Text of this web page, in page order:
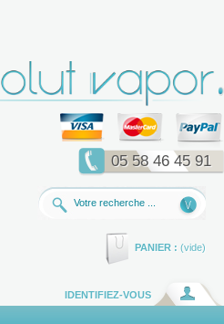
05 58 46 45 91
PANIER : (vide)
IDENTIFIEZ-VOUS